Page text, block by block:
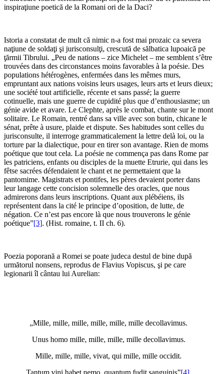
inspiraţiune poetică de la Romani ori de la Daci?
Istoria a constatat de mult că nimic n-a fost mai prozaic ca severa
naţiune de soldaţi şi jurisconsulţi, crescută de sălbatica lupoaică pe
ţărmii Tibrului. „Peu de nations – zice Michelet – me semblent s’être
trouvées dans des circonstances moins favorables à la poésie. Des
populations hétérogènes, enfermées dans les mêmes murs,
empruntant aux nations voisins leurs usages, leurs arts et leurs dieux;
une société tout artificielle, récente et sans passé; la guerre
cotinuelle, mais une guerre de cupidité plus que d’enthousiasme; un
génie avide et avare. Le Clephte, après le combat, chante sur le mont
solitaire. Le Romain, rentré dans sa ville avec son butin, chicane le
sénat, prête à usure, plaide et dispute. Ses habitudes sont celles du
jurisconsulte, il interroge grammaticalement la lettre delà loi, ou la
torture par la dialectique, pour en tirer son avantage. Rien de moms
poétique que tout cela. La poésie ne commença pas dans Rome par
les patriciens, enfants ou disciples de la muette Etrurie, qui dans les
fêtse sacrées défendaient le chant et ne permettaient que la
pantomime. Magistrats et pontifes, les pères devaient porter dans
leur langage cette concision solemnelle des oracles, que nous
admirerons dans leurs inscriptions. Quant aux plébéiens, ils
représentent dans la cité le principe d’oposition, de lutte, de
négation. Ce n’est pas encore là que nous trouverons le génie
poétique”[3]. (Hist. romaine, t. II ch. 6).
Poezia poporană a Romei se poate judeca destul de bine după
următorul nonsens, reprodus de Flavius Vopiscus, şi pe care
legionarii îl cântau lui Aurelian:
„Mille, mille, mille, mille, mille, mille decollavimus.
Unus homo mille, mille, mille, mille decollavimus.
Mille, mille, mille, vivat, qui mille, mille occidit.
Tantum vini habet nemo, quantum fudit sanguinis”[4].